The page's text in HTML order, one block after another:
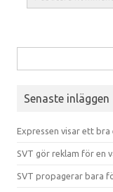
Senaste inläggen
Expressen visar ett
SVT gör reklam för en
SVT propagerar bara